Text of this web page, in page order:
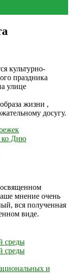
культурно-
праздника
улице
жизни ,
досугу.
ко Дню
мнение очень
вся полученная
виде.